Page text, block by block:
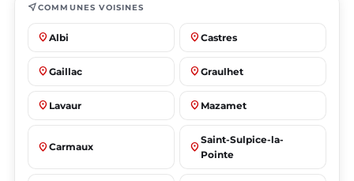
near_meCOMMUNES VOISINES
place Albi place Castres
place Gaillac place Graulhet
place Lavaur place Mazamet
place Carmaux place
Saint-Sulpice-la-
Pointe